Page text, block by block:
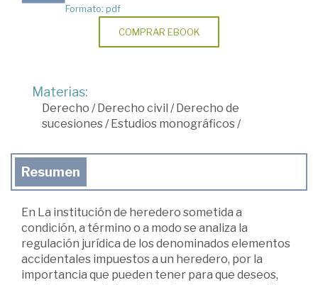
Formato: pdf
COMPRAR EBOOK
Materias:
Derecho / Derecho civil / Derecho de
sucesiones/ Estudios monográficos/
Resumen
En La institución de heredero sometida a
condición, a término o a modo se analiza la
regulación jurídica de los denominados elementos
accidentales im­puestos a un heredero, por la
importancia que pueden tener para que deseos,